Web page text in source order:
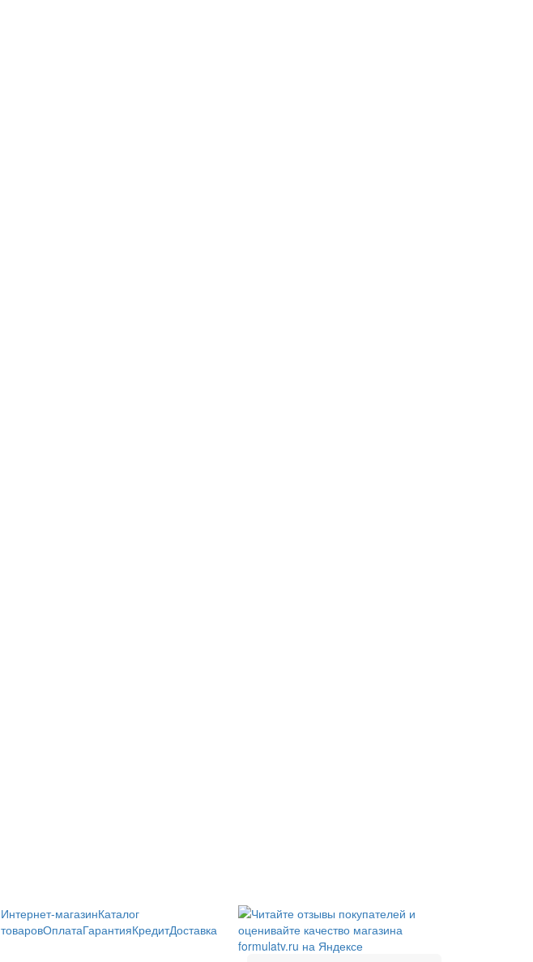
Интернет-магазинКаталог
товаровОплатаГарантияКредитДоставка